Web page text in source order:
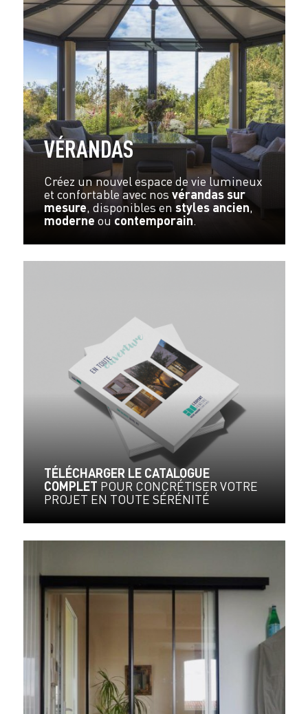
VÉRANDAS
Créez un nouvel espace de vie lumineux
et confortable avec nos vérandas sur
mesure , disponibles en styles ancien
moderne oucontemporain
TÉLÉCHARGER LE CATALOGUE
COMPLET POUR CONCRÉTISER VOTRE
PROJET EN TOUTE SÉRÉNITÉ